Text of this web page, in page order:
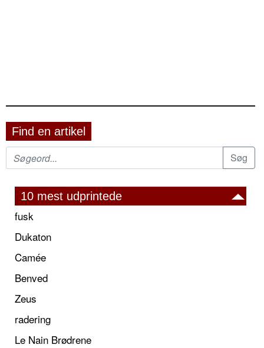
Find en artikel
10 mest udprintede
fusk
Dukaton
Camée
Benved
Zeus
radering
Le Nain Brødrene